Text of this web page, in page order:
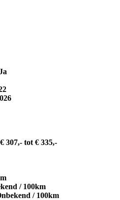
€ 307,- tot € 335,-
/ 100km
/ 100km